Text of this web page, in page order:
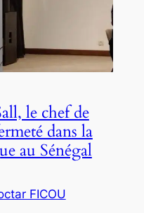
le chef de
dans la
au Sénégal
FICOU